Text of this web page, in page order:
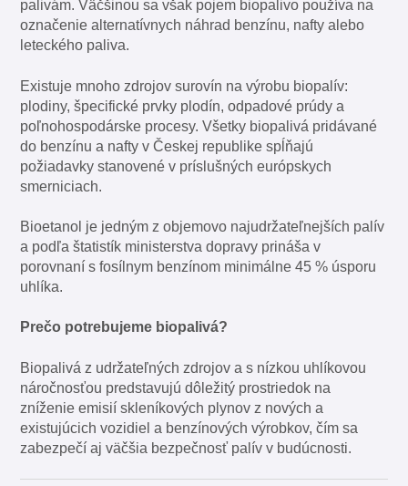
palivám. Väčšinou sa však pojem biopalivo používa na
označenie alternatívnych náhrad benzínu, nafty alebo
leteckého paliva.
Existuje mnoho zdrojov surovín na výrobu biopalív:
plodiny, špecifické prvky plodín, odpadové prúdy a
poľnohospodárske procesy. Všetky biopalivá pridávané
do benzínu a nafty v Českej republike spĺňajú
požiadavky stanovené v príslušných európskych
smerniciach.
Bioetanol je jedným z objemovo najudržateľnejších palív
a podľa štatistík ministerstva dopravy prináša v
porovnaní s fosílnym benzínom minimálne 45 % úsporu
uhlíka.
Prečo potrebujeme biopalivá?
Biopalivá z udržateľných zdrojov a s nízkou uhlíkovou
náročnosťou predstavujú dôležitý prostriedok na
zníženie emisií skleníkových plynov z nových a
existujúcich vozidiel a benzínových výrobkov, čím sa
zabezpečí aj väčšia bezpečnosť palív v budúcnosti.